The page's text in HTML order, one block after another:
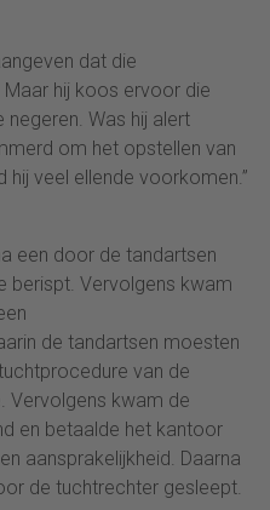
dat die
hij koos ervoor die
Was hij alert
om het opstellen van
hij veel ellende voorkomen.”
een door de tandartsen
berispt. Vervolgens kwam
de tandartsen moesten
van de
Vervolgens kwam de
en betaalde het kantoor
aansprakelijkheid. Daarna
de tuchtrechter gesleept.